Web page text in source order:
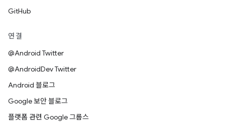
GitHub
연결
@Android Twitter
@AndroidDev Twitter
Android 블로그
Google 보안 블로그
플랫폼 관련 Google 그룹스